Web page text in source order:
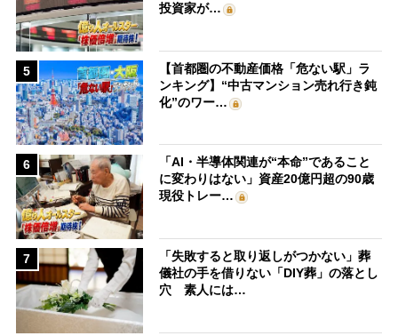
投資家が…
5
【首都圏の不動産価格「危ない駅」ラ
ンキング】“中古マンション売れ行き鈍
化”のワー…
6
「AI・半導体関連が“本命”であること
に変わりはない」資産20億円超の90歳
現役トレー…
7
「失敗すると取り返しがつかない」葬
儀社の手を借りない「DIY葬」の落とし
穴 素人には…